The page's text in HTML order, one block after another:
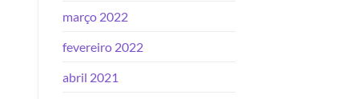
março 2022
fevereiro 2022
abril 2021